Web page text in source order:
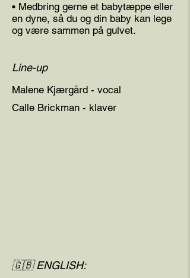
• Medbring gerne et babytæppe eller
en dyne, så du og din baby kan lege
og være sammen på gulvet.
Line-up
Malene Kjærgård - vocal
Calle Brickman - klaver
🇬🇧 ENGLISH: